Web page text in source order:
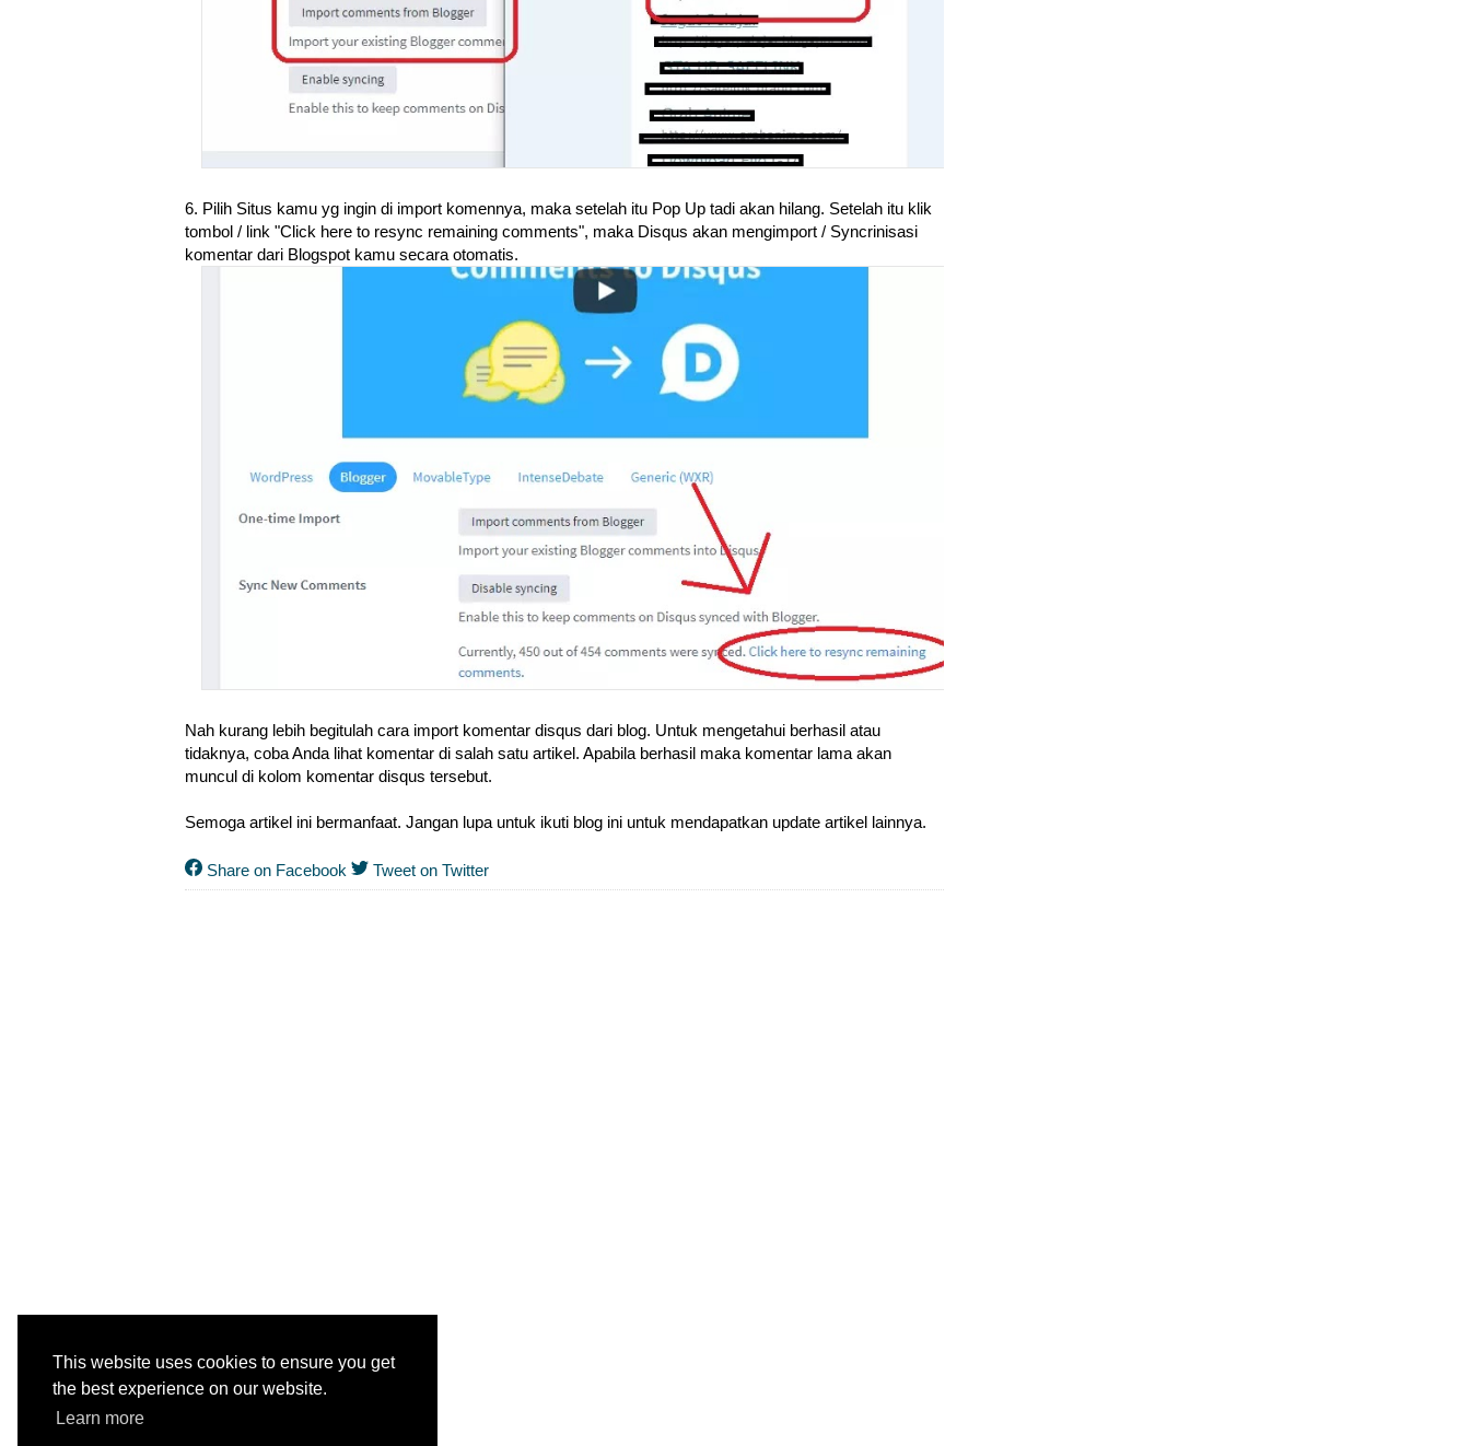
This website uses cookies to ensure you get
the best experience on our website.
Learn more
6. Pilih Situs kamu yg ingin di import komennya, maka setelah itu Pop Up tadi akan hilang. Setelah itu klik
tombol / link "Click here to resync remaining comments", maka Disqus akan mengimport / Syncrinisasi
komentar dari Blogspot kamu secara otomatis.
Nah kurang lebih begitulah cara import komentar disqus dari blog. Untuk mengetahui berhasil atau
tidaknya, coba Anda lihat komentar di salah satu artikel. Apabila berhasil maka komentar lama akan
muncul di kolom komentar disqus tersebut.
Semoga artikel ini bermanfaat. Jangan lupa untuk ikuti blog ini untuk mendapatkan update artikel lainnya.
Share on Facebook Tweet on Twitter